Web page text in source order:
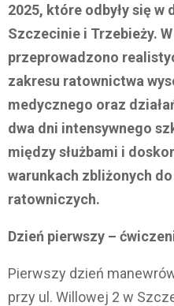
2025, które odbyły się w
Szczecinie i Trzebieży.
przeprowadzono
zakresu ratownictwa
medycznego oraz
dwa dni intensywnego
między służbami i
warunkach zbliżonych
ratowniczych.
Dzień pierwszy –
Pierwszy dzień
przy ul. Willowej 2 w